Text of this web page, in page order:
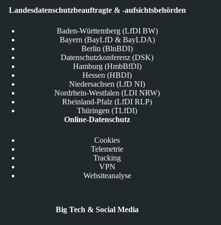
Landesdatenschutzbeauftragte & -aufsichtsbehörden
Baden-Württemberg (LfDI BW)
Bayern (BayLfD & BayLDA)
Berlin (BlnBDI)
Datenschutzkonferenz (DSK)
Hamburg (HmbBfDI)
Hessen (HBDI)
Niedersachsen (LfD NI)
Nordrhein-Westfalen (LDI NRW)
Rheinland-Pfalz (LfDI RLP)
Thüringen (TLfDI)
Online-Datenschutz
Cookies
Telemetrie
Tracking
VPN
Websiteanalyse
Big Tech & Social Media